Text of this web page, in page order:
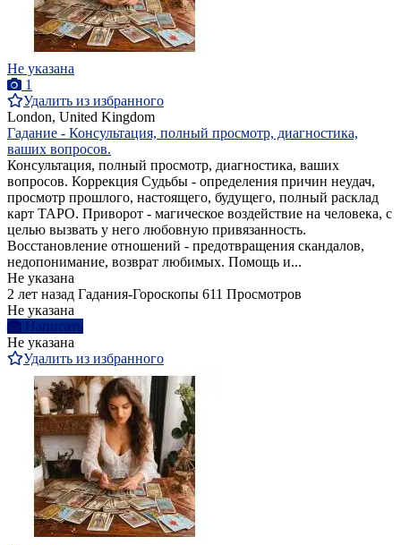
Не указана
1
Удалить из избранного
London, United Kingdom
Гадание - Консультация, полный просмотр, диагностика,
ваших вопросов.
Консультация, полный просмотр, диагностика, ваших
вопросов. Коррекция Судьбы - определения причин неудач,
просмотр прошлого, настоящего, будущего, полный расклад
карт ТАРО. Приворот - магическое воздействие на человека, с
целью вызвать у него любовную привязанность.
Восстановление отношений - предотвращения скандалов,
недопонимание, возврат любимых. Помощь и...
Не указана
2 лет назад Гадания-Гороскопы 611 Просмотров
Не указана
Написать
Не указана
Удалить из избранного